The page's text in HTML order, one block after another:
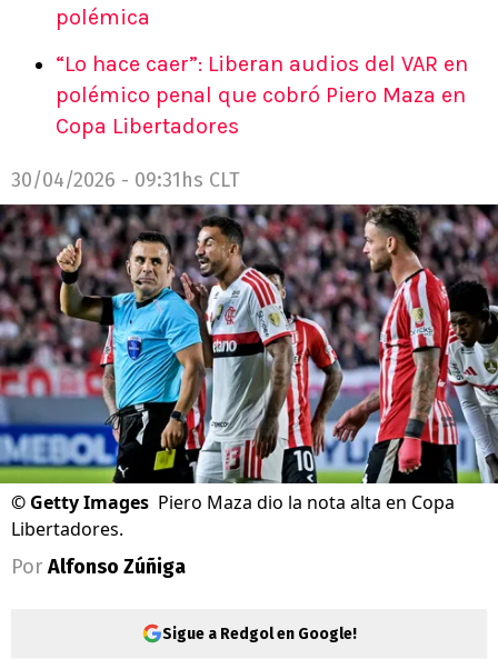
polémica
“Lo hace caer”: Liberan audios del VAR en
polémico penal que cobró Piero Maza en
Copa Libertadores
30/04/2026 - 09:31hs CLT
© Getty Images Piero Maza dio la nota alta en Copa
Libertadores.
Por Alfonso Zúñiga
Sigue a Redgol en Google!